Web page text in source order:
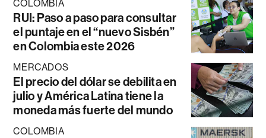
COLOMBIA
RUI: Paso a paso para consultar
el puntaje en el “nuevo Sisbén”
en Colombia este 2026
MERCADOS
El precio del dólar se debilita en
julio y América Latina tiene la
moneda más fuerte del mundo
COLOMBIA